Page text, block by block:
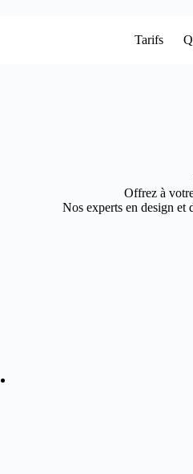
Tarifs
Offrez à
Nos experts en design et